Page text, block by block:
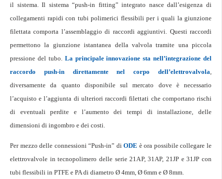
il sistema. Il sistema “push-in fitting” integrato nasce dall’esigenza di
collegamenti rapidi con tubi polimerici flessibili per i quali la giunzione
filettata comporta l’assemblaggio di raccordi aggiuntivi. Questi raccordi
permettono la giunzione istantanea della valvola tramite una piccola
pressione del tubo. La principale innovazione sta nell’integrazione del
raccordo push-in direttamente nel corpo dell’elettrovalvola
diversamente da quanto disponibile sul mercato dove è necessario
l’acquisto e l’aggiunta di ulteriori raccordi filettati che comportano rischi
di eventuali perdite e l’aumento dei tempi di installazione, delle
dimensioni di ingombro e dei costi.
Per mezzo delle connessioni “Push-in” diODE è ora possibile collegare le
elettrovalvole in tecnopolimero delle serie 21AP, 31AP, 21JP e 31JP con
tubi flessibili in PTFE e PA di diametro Ø 4mm, Ø 6mm e Ø 8mm.